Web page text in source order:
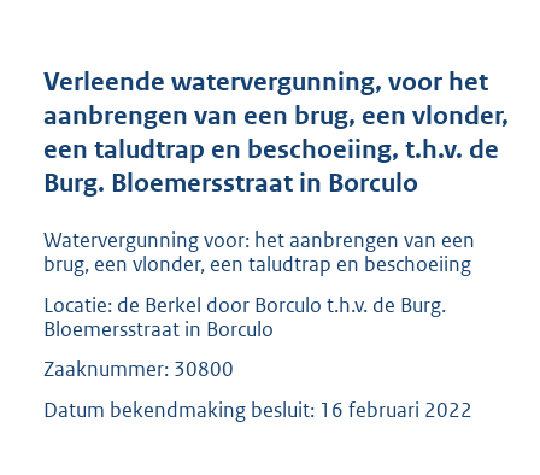
r
o
t
2
0
9
Verleende watervergunning, voor het
aanbrengen van een brug, een vlonder,
een taludtrap en beschoeiing, t.h.v. de
Burg. Bloemersstraat in Borculo
Watervergunning voor: het aanbrengen van een
brug, een vlonder, een taludtrap en beschoeiing
Locatie: de Berkel door Borculo t.h.v. de Burg.
Bloemersstraat in Borculo
Zaaknummer: 30800
Datum bekendmaking besluit: 16 februari 2022